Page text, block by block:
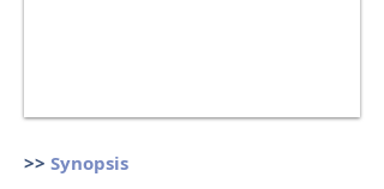
>> Synopsis